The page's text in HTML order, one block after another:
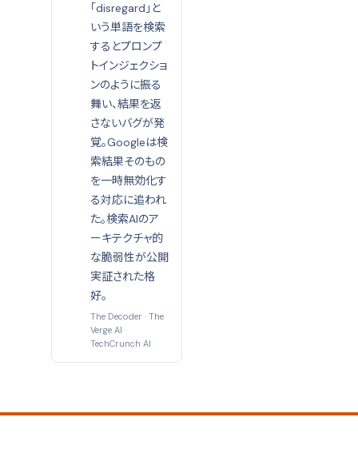
「disregard」と
いう単語を検索
するとプロンプ
トインジェクショ
ンのように振る
舞い、結果を返
さないバグが発
覚。Googleは検
索結果そのもの
を一時無効化す
る対応に追われ
た。検索AIのア
ーキテクチャ的
な脆弱性が公開
実証された格
好。
The Decoder · The
Verge AI ·
TechCrunch AI